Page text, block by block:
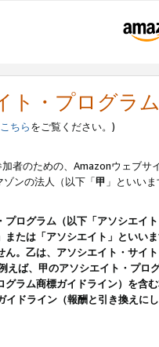
ト・プログラ
ちらをご覧ください。)
者のための、Amazonウェブサ
ンの法人（以下「甲 」といい
ログラム（以下「アソシエイ
または「アソシエイト」とい
。乙は、アソシエイト・サイ
えば、甲のアソシエイト・プ
グラム商標ガイドライン）を
ドライン（報酬と引き換えに